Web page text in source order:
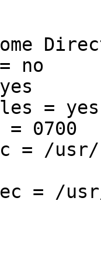
no
= yes
0700
/usr/
= /